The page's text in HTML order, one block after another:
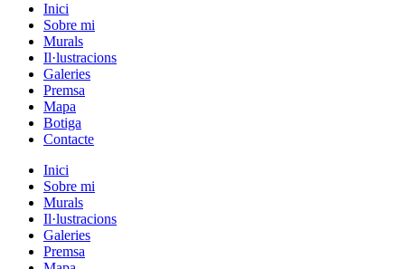
Inici
Sobre mi
Murals
Il·lustracions
Galeries
Premsa
Mapa
Botiga
Contacte
Inici
Sobre mi
Murals
Il·lustracions
Galeries
Premsa